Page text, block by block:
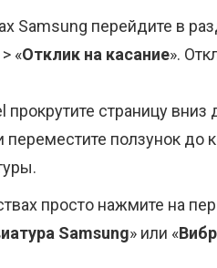
Samsung перейдите в
> «Отклик на касание».
прокрутите страницу вниз
переместите ползунок до
просто нажмите на
Samsung» или «